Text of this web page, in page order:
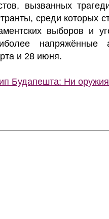
вызванных
среди которых
выборов и
напряжённые
и 28 июня.
Будапешта: Ни